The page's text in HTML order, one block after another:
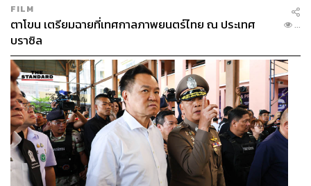
FILM
ตาโขน เตรียมฉายที่เทศกาลภาพยนตร์ไทย ณ ประเทศ
บราซิล
...